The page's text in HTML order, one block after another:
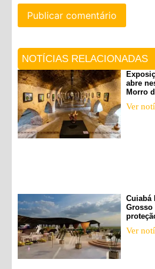
NOTÍCIAS RELACIONADAS
abre
Morro
Ver
Cuiabá
Grosso
Ver